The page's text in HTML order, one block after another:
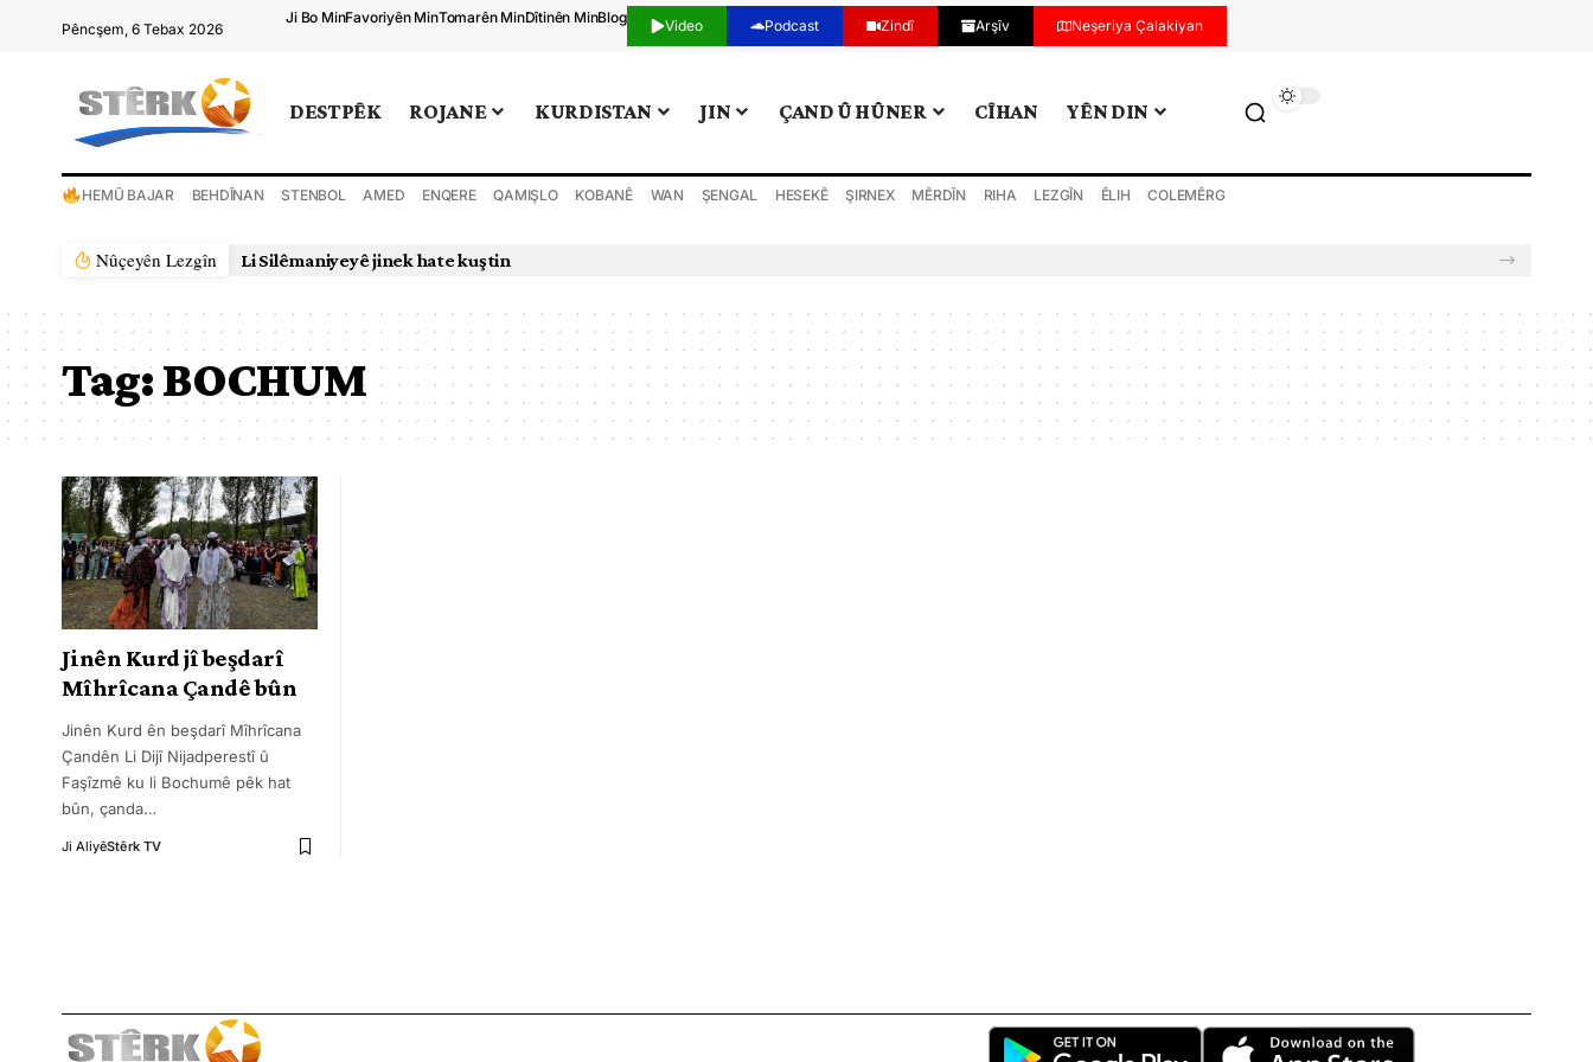
Pêncşem, 6 Tebax 2026
Ji Bo MinFavoriyên MinTomarên MinDîtinên MinBlog Video Podcast Zindî Arşîv Neşeriya Çalakiyan
DESTPÊK ROJANE KURDISTAN JIN ÇAND Û HÛNER CÎHAN YÊN DIN
HEMÛ BAJAR BEHDÎNAN STENBOL AMED ENQERE QAMIŞLO KOBANÊ WAN ŞENGAL HESEKÊ ŞIRNEX MÊRDÎN RIHA LEZGÎN ÊLIH COLEMÊRG
Nûçeyên Lezgîn Li Silêmaniyeyê jinek hate kuştin
Tag:BOCHUM
Jinên Kurd jî beşdarî
Mîhrîcana Çandê bûn
Jinên Kurd ên beşdarî Mîhrîcana
Çandên Li Dijî Nijadperestî û
Faşîzmê ku li Bochumê pêk hat
bûn, çanda…
Ji AliyêStêrk TV